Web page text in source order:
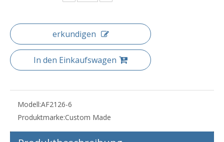
erkundigen
In den Einkaufswagen
Modell:AF2126-6
Produktmarke:Custom Made